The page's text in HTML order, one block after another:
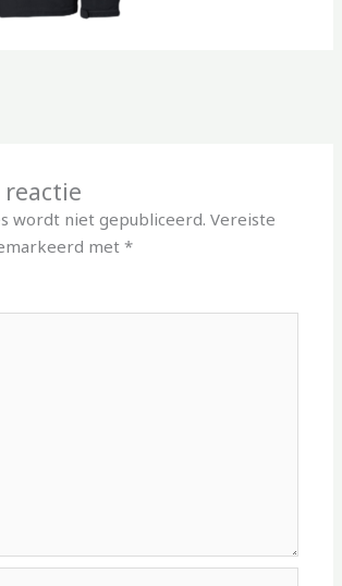
wordt niet gepubliceerd. Vereiste
met*